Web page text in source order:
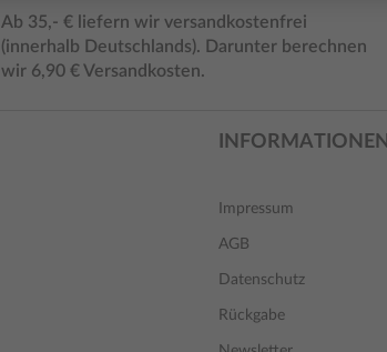
Ab 35,- € liefern wir versandkostenfrei
(innerhalb Deutschlands). Darunter berechnen
wir 6,90 € Versandkosten.
INFORMATIONEN
Impressum
AGB
Datenschutz
Rückgabe